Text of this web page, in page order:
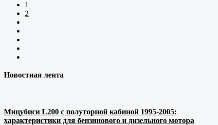
1
2
Новостная лента
Мицубиси L200 с полуторной кабиной 1995-2005:
характеристики для бензинового и дизельного мотора